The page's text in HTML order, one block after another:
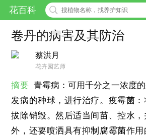
花百科
卷丹的病害及其防治
蔡洪月
花卉园艺师
摘要 青霉病：可用千分之一浓度
发病的种球，进行治疗。疫霉菌
拔除销毁。然后适当间苗、控水
外，还要喷洒具有抑制腐霉菌作